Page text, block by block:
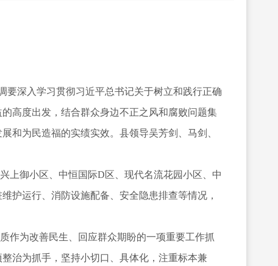
深入学习贯彻习近平总书记关于树立和践行正确
高度出发，结合群众身边不正之风和腐败问题集
和为民造福的实绩实效。县领导吴芳剑、马剑、
上御小区、中恒国际D区、现代名流花园小区、中
护运行、消防设施配备、安全隐患排查等情况，
作为改善民生、回应群众期盼的一项重要工作抓
治为抓手，坚持小切口、具体化，注重标本兼